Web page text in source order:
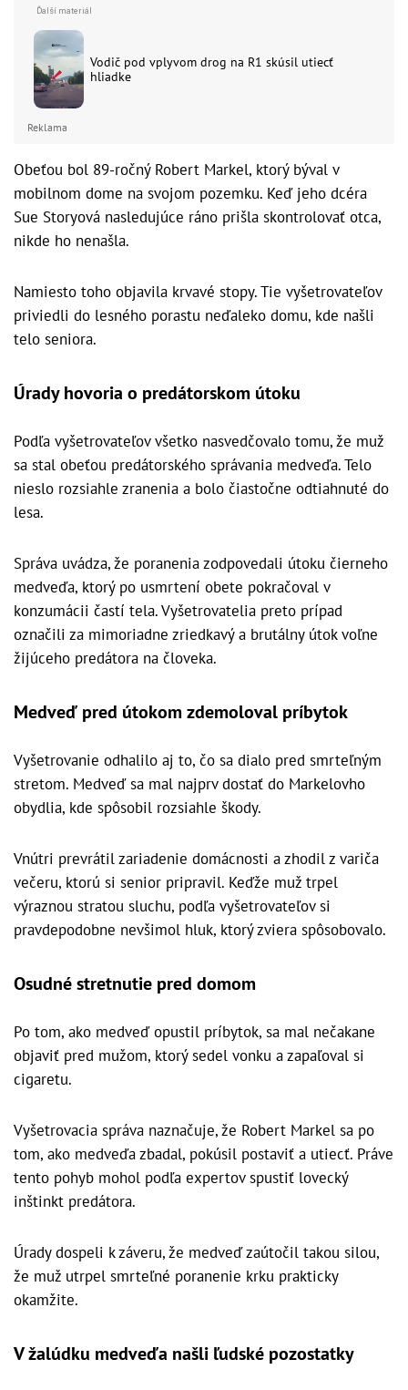
Vodič pod vplyvom drog na R1 skúsil utiecť
hliadke
Reklama
Obeťou bol 89-ročný Robert Markel, ktorý býval v
mobilnom dome na svojom pozemku. Keď jeho dcéra
Sue Storyová nasledujúce ráno prišla skontrolovať otca,
nikde ho nenašla.
Namiesto toho objavila krvavé stopy. Tie vyšetrovateľov
priviedli do lesného porastu neďaleko domu, kde našli
telo seniora.
Úrady hovoria o predátorskom útoku
Podľa vyšetrovateľov všetko nasvedčovalo tomu, že muž
sa stal obeťou predátorského správania medveďa. Telo
nieslo rozsiahle zranenia a bolo čiastočne odtiahnuté do
lesa.
Správa uvádza, že poranenia zodpovedali útoku čierneho
medveďa, ktorý po usmrtení obete pokračoval v
konzumácii častí tela. Vyšetrovatelia preto prípad
označili za mimoriadne zriedkavý a brutálny útok voľne
žijúceho predátora na človeka.
Medveď pred útokom zdemoloval príbytok
Vyšetrovanie odhalilo aj to, čo sa dialo pred smrteľným
stretom. Medveď sa mal najprv dostať do Markelovho
obydlia, kde spôsobil rozsiahle škody.
Vnútri prevrátil zariadenie domácnosti a zhodil z variča
večeru, ktorú si senior pripravil. Keďže muž trpel
výraznou stratou sluchu, podľa vyšetrovateľov si
pravdepodobne nevšimol hluk, ktorý zviera spôsobovalo.
Osudné stretnutie pred domom
Po tom, ako medveď opustil príbytok, sa mal nečakane
objaviť pred mužom, ktorý sedel vonku a zapaľoval si
cigaretu.
Vyšetrovacia správa naznačuje, že Robert Markel sa po
tom, ako medveďa zbadal, pokúsil postaviť a utiecť. Práve
tento pohyb mohol podľa expertov spustiť lovecký
inštinkt predátora.
Úrady dospeli k záveru, že medveď zaútočil takou silou,
že muž utrpel smrteľné poranenie krku prakticky
okamžite.
V žalúdku medveďa našli ľudské pozostatky